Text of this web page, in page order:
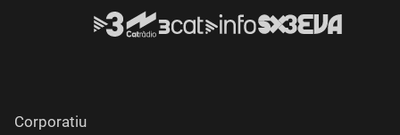
Corporatiu